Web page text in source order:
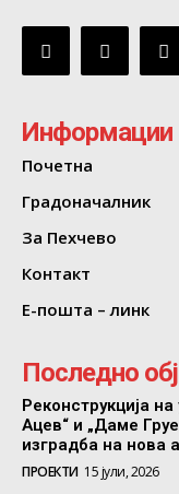
Информации
Почетна
Градоначалник
За Пехчево
Контакт
Е-пошта – линк
Последно
Реконструкција
Ацев“ и „Даме
изградба на нова
ПРОЕКТИ 15 јули, 2026